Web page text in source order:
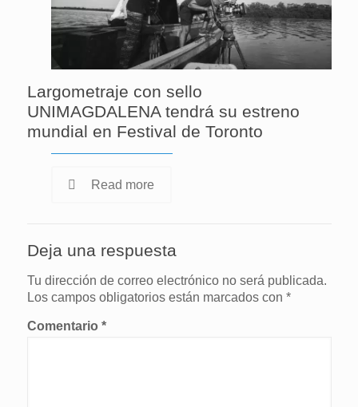
Largometraje con sello
UNIMAGDALENA tendrá su estreno
mundial en Festival de Toronto
Read more
Deja una respuesta
Tu dirección de correo electrónico no será publicada.
Los campos obligatorios están marcados con *
Comentario *